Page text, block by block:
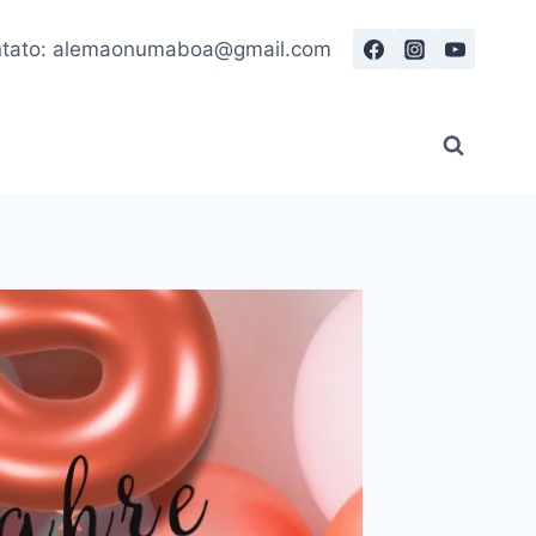
alemaonumaboa@gmail.com